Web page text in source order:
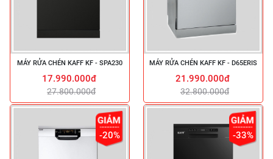
MÁY RỬA CHÉN KAFF KF - SPA230
17.990.000đ
27.800.000đ
MÁY RỬA CHÉN KAFF KF - D65ERIS
21.990.000đ
32.800.000đ
-20% -33%